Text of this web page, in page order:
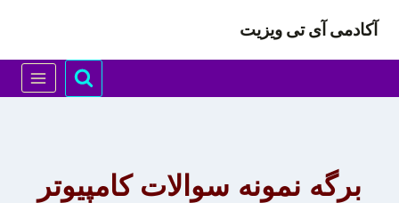
محتوا
آکادمی آی تی ویزیت
برگه نمونه سوالات کامپیوتر